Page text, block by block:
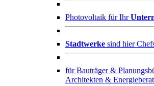
Photovoltaik für Ihr
Stadtwerke sind hier
fürBauträger &
Architekten &